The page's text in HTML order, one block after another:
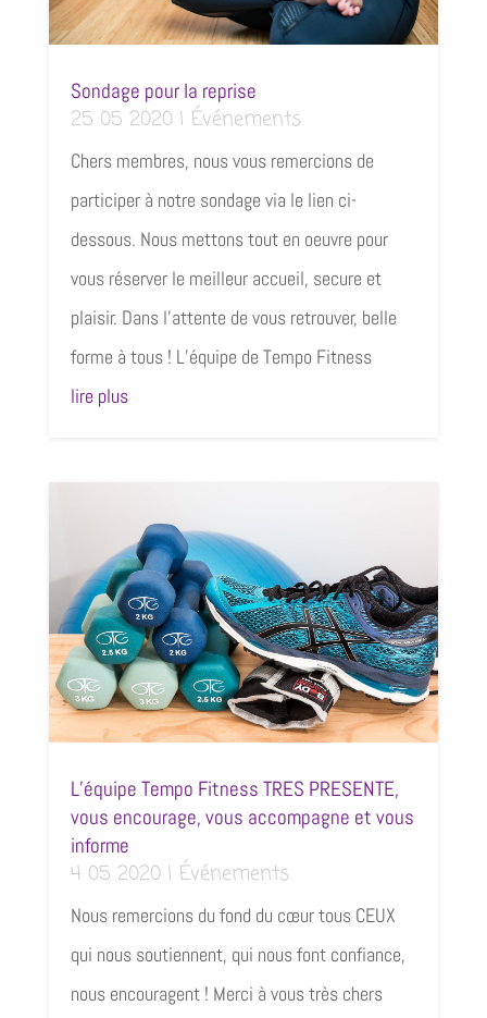
Sondage pour la reprise
25 05 2020| Événements
Chers membres, nous vous remercions de
participer à notre sondage via le lien ci-
dessous. Nous mettons tout en oeuvre pour
vous réserver le meilleur accueil, secure et
plaisir. Dans l’attente de vous retrouver, belle
forme à tous ! L’équipe de Tempo Fitness
lire plus
L’équipe Tempo Fitness TRES PRESENTE,
vous encourage, vous accompagne et vous
informe
4 05 2020| Événements
Nous remercions du fond du cœur tous CEUX
qui nous soutiennent, qui nous font confiance,
nous encouragent ! Merci à vous très chers